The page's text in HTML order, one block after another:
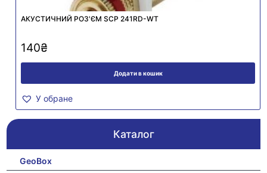
АКУСТИЧНИЙ РОЗ'ЄМ SCP 241RD-WT
140₴
Додати в кошик
У обране
Каталог
GeoBox